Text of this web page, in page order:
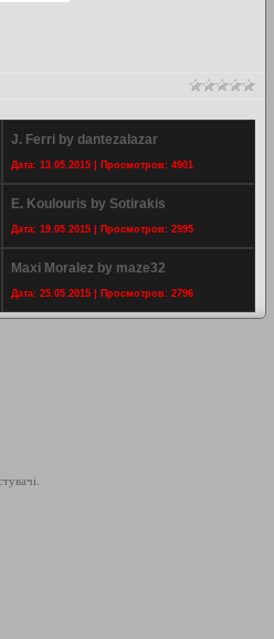
J. Ferri by dantezalazar
Дата: 13.05.2015 | Просмотров: 4901
E. Koulouris by Sotirakis
Дата: 19.05.2015 | Просмотров: 2995
Maxi Moralez by maze32
Дата: 25.05.2015 | Просмотров: 2796